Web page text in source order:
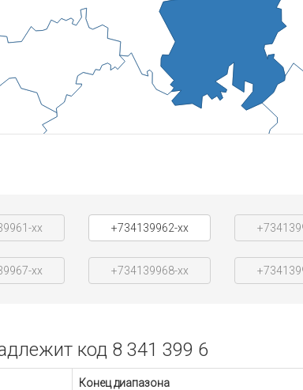
xx +734139962-xx
xx +734139968-xx
код 8 341 399 6
Конец диапазона